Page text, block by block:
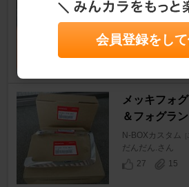
線
ハピトシさん
メッキフォ
＆フォグラ
N-BOXカスタム
だんだん.さん
27
15
会員登録をして